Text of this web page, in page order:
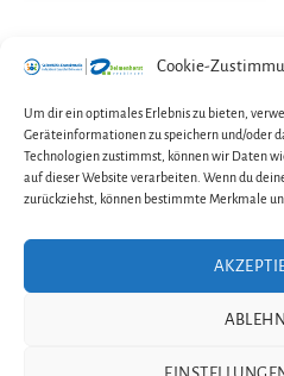
Cookie-
Um dir ein optimales Erlebnis zu bieten,
Geräteinformationen zu speichern und/oder
Technologien zustimmst, können wir Daten
auf dieser Website verarbeiten. Wenn du
zurückziehst, können bestimmte Merkmale
← Selbsthilfegruppe
→ Erfolgreiche
Kontakt Impressum